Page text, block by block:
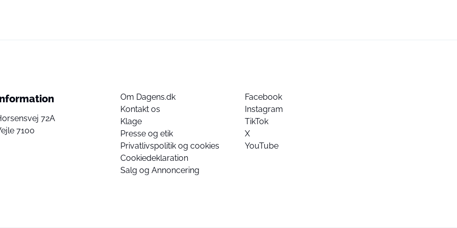
72A
7100
Om Dagens.dk
Kontakt os
Klage
Presse og etik
Privatlivspolitik og cookies
Cookiedeklaration
Salg og Annoncering
Facebook
Instagram
TikTok
X
YouTube